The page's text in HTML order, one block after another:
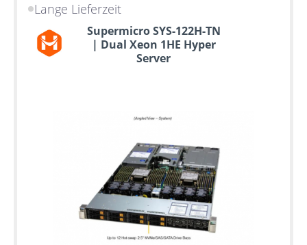
Lange Lieferzeit
Supermicro SYS-122H-TN
| Dual Xeon 1HE Hyper
Server